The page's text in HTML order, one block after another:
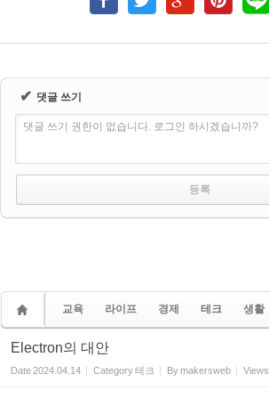
✔ 댓글 쓰기
댓글 쓰기 권한이 없습니다. 로그인 하시겠습니까?
교육 라이프 경제 테크 생활
Electron의 대안
Date2024.04.14 Category테크 Bymakersweb Views